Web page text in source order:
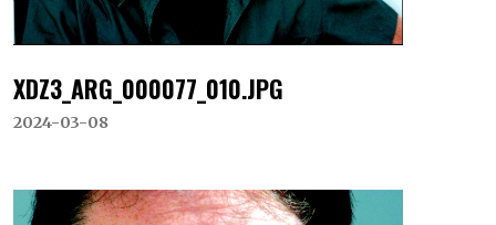
XDZ3_ARG_000077_010.JPG
2024-03-08